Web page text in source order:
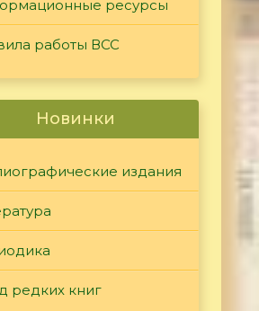
ресурсы
работы ВСС
Новинки
издания
редких книг